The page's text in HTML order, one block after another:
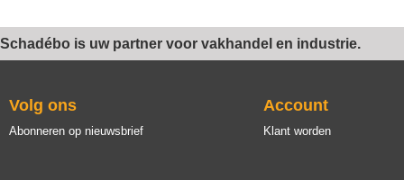
Schadébo is uw partner voor vakhandel en industrie.
Volg ons
Abonneren op nieuwsbrief
Account
Klant worden